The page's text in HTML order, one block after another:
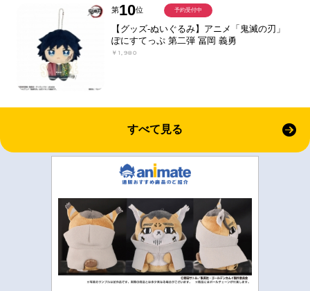
第10位
【グッズ-ぬいぐるみ】アニメ「鬼滅の刃」
ぽにすてっぷ 第二弾 冨岡 義勇
￥1,980
予約受付中
すべて見る